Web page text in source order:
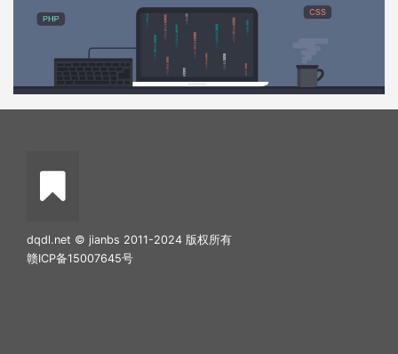
dqdl.net © jianbs 2011-2024 版权所有
赣ICP备15007645号